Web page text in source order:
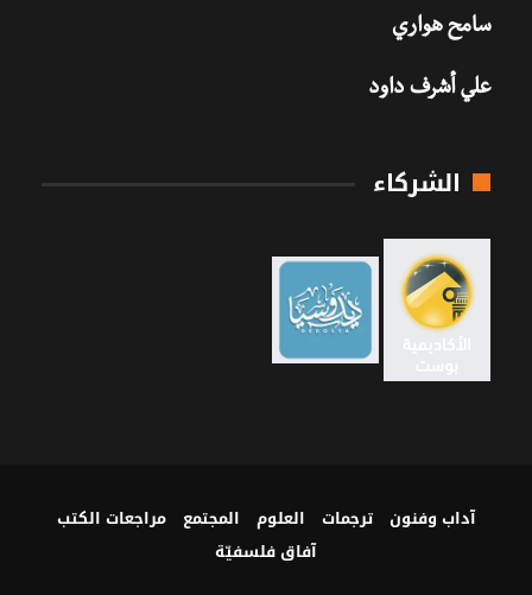
سامح هواري
علي أشرف داود
الشركاء
آداب وفنون ترجمات العلوم المجتمع
مراجعات الكتب
آفاق فلسفيّة‎